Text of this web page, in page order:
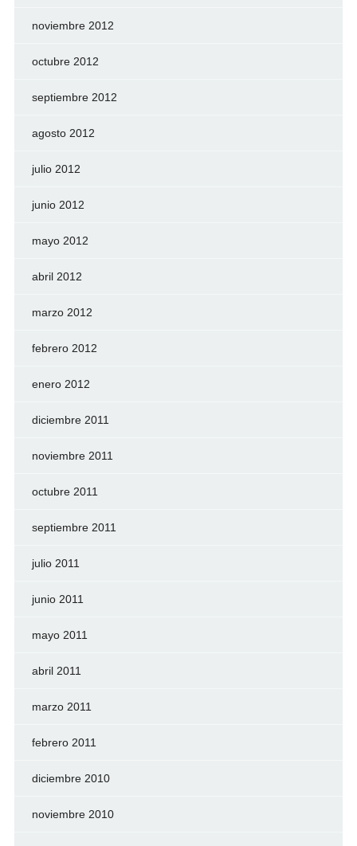
noviembre 2012
octubre 2012
septiembre 2012
agosto 2012
julio 2012
junio 2012
mayo 2012
abril 2012
marzo 2012
febrero 2012
enero 2012
diciembre 2011
noviembre 2011
octubre 2011
septiembre 2011
julio 2011
junio 2011
mayo 2011
abril 2011
marzo 2011
febrero 2011
diciembre 2010
noviembre 2010